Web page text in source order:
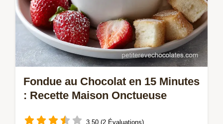
Fondue au Chocolat en 15 Minutes
: Recette Maison Onctueuse
3.50 (2 Évaluations)